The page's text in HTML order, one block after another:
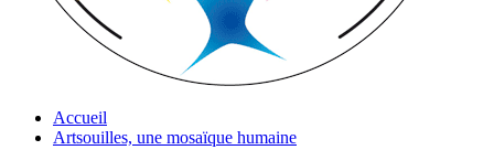
Accueil
Artsouilles, une mosaïque humaine